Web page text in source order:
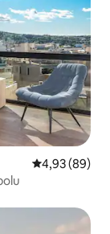
Priemerné
4,93 (89)